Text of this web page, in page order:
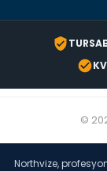
©
Northvize,